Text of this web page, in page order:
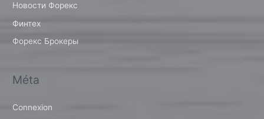
Новости Форекс
Финтех
Форекс Брокеры
Méta
Connexion